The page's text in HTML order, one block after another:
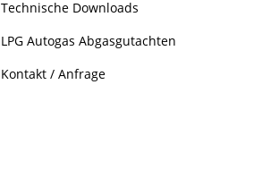
Technische Downloads
LPG Autogas Abgasgutachten
Kontakt / Anfrage